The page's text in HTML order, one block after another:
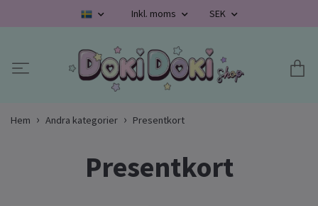
Inkl. moms SEK
Hem Andra kategorier Presentkort
Presentkort